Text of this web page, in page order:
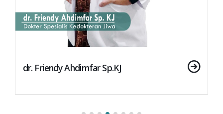
dr. Friendy Ahdimfar Sp.KJ